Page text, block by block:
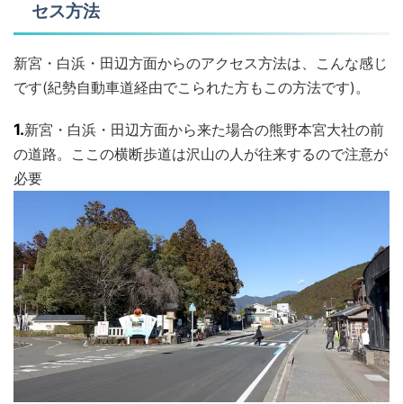
セス方法
新宮・白浜・田辺方面からのアクセス方法は、こんな感じ
です(紀勢自動車道経由でこられた方もこの方法です)。
1.新宮・白浜・田辺方面から来た場合の熊野本宮大社の前
の道路。ここの横断歩道は沢山の人が往来するので注意が
必要